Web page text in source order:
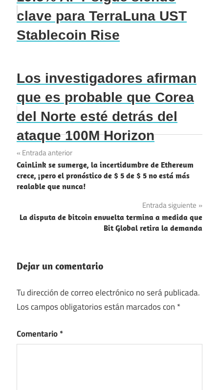
clave para TerraLuna UST
Stablecoin Rise
Los investigadores afirman
que es probable que Corea
del Norte esté detrás del
ataque 100M Horizon
Navegación
de
entradas
Entrada anterior
CainLink se sumerge, la incertidumbre de Ethereum
crece, ¡pero el pronóstico de $ 5 de $ 5 no está más
realable que nunca!
Entrada siguiente
La disputa de bitcoin envuelta termina a medida que
Bit Global retira la demanda
Dejar un comentario
Tu dirección de correo electrónico no será publicada.
Los campos obligatorios están marcados con *
Comentario*